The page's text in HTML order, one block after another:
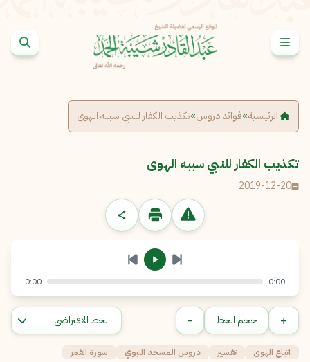
الرئيسية»فوائد دروس»تكذيب الكفار للنبي سببه الهوى
تكذيب الكفار للنبي سببه الهوى
2019-12-20
الإبلاغ عن مشكلة
الرسالة
إرسال إلغاء
0:00
0:00
+ حجم الخط -
اتباع الهوى تفسير دروس المسجد النبوي سورة القمر